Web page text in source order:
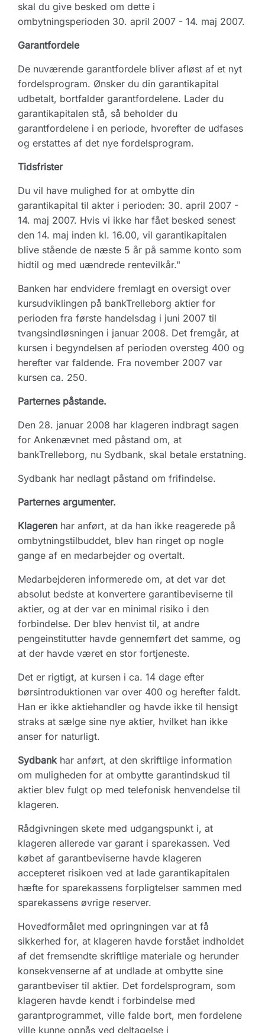
skal du give besked om dette i
ombytningsperioden 30. april 2007 - 14. maj 2007.
Garantfordele
De nuværende garantfordele bliver afløst af et nyt
fordelsprogram. Ønsker du din garantikapital
udbetalt, bortfalder garantfordelene. Lader du
garantikapitalen stå, så beholder du
garantfordelene i en periode, hvorefter de udfases
og erstattes af det nye fordelsprogram.
Tidsfrister
Du vil have mulighed for at ombytte din
garantikapital til akter i perioden: 30. april 2007 -
14. maj 2007. Hvis vi ikke har fået besked senest
den 14. maj inden kl. 16.00, vil garantikapitalen
blive stående de næste 5 år på samme konto som
hidtil og med uændrede rentevilkår."
Banken har endvidere fremlagt en oversigt over
kursudviklingen på bankTrelleborg aktier for
perioden fra første handelsdag i juni 2007 til
tvangsindløsningen i januar 2008. Det fremgår, at
kursen i begyndelsen af perioden oversteg 400 og
herefter var faldende. Fra november 2007 var
kursen ca. 250.
Parternes påstande.
Den 28. januar 2008 har klageren indbragt sagen
for Ankenævnet med påstand om, at
bankTrelleborg, nu Sydbank, skal betale erstatning.
Sydbank har nedlagt påstand om frifindelse.
Parternes argumenter.
Klageren har anført, at da han ikke reagerede på
ombytningstilbuddet, blev han ringet op nogle
gange af en medarbejder og overtalt.
Medarbejderen informerede om, at det var det
absolut bedste at konvertere garantibeviserne til
aktier, og at der var en minimal risiko i den
forbindelse. Der blev henvist til, at andre
pengeinstitutter havde gennemført det samme, og
at der havde været en stor fortjeneste.
Det er rigtigt, at kursen i ca. 14 dage efter
børsintroduktionen var over 400 og herefter faldt.
Han er ikke aktiehandler og havde ikke til hensigt
straks at sælge sine nye aktier, hvilket han ikke
anser for naturligt.
Sydbankhar anført, at den skriftlige information
om muligheden for at ombytte garantindskud til
aktier blev fulgt op med telefonisk henvendelse til
klageren.
Rådgivningen skete med udgangspunkt i, at
klageren allerede var garant i sparekassen. Ved
købet af garantbeviserne havde klageren
accepteret risikoen ved at lade garantikapitalen
hæfte for sparekassens forpligtelser sammen med
sparekassens øvrige reserver.
Hovedformålet med opringningen var at få
sikkerhed for, at klageren havde forstået indholdet
af det fremsendte skriftlige materiale og herunder
konsekvenserne af at undlade at ombytte sine
garantbeviser til aktier. Det fordelsprogram, som
klageren havde kendt i forbindelse med
garantprogrammet, ville falde bort, men fordelene
ville kunne opnås ved deltagelse i